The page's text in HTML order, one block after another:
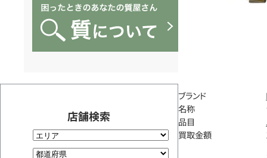
店舗検索
ブランド
名称
品目
買取金額